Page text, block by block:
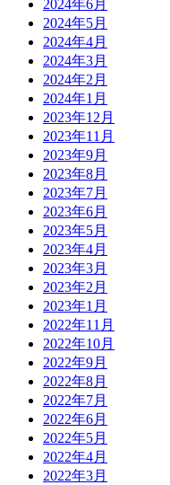
2024年6月
2024年5月
2024年4月
2024年3月
2024年2月
2024年1月
2023年12月
2023年11月
2023年9月
2023年8月
2023年7月
2023年6月
2023年5月
2023年4月
2023年3月
2023年2月
2023年1月
2022年11月
2022年10月
2022年9月
2022年8月
2022年7月
2022年6月
2022年5月
2022年4月
2022年3月